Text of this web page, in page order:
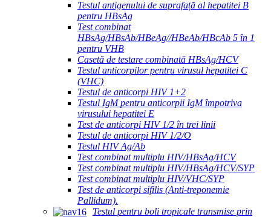
Testul antigenului de suprafață al hepatitei B
pentru HBsAg
Test combinat
HBsAg/HBsAb/HBeAg//HBeAb/HBcAb 5 în 1
pentru VHB
Casetă de testare combinată HBsAg/HCV
Testul anticorpilor pentru virusul hepatitei C
(VHC)
Testul de anticorpi HIV 1+2
Testul IgM pentru anticorpii IgM împotriva
virusului hepatitei E
Test de anticorpi HIV 1/2 în trei linii
Testul de anticorpi HIV 1/2/O
Testul HIV Ag/Ab
Test combinat multiplu HIV/HBsAg/HCV
Test combinat multiplu HIV/HBsAg/HCV/SYP
Test combinat multiplu HIV/VHC/SYP
Test de anticorpi sifilis (Anti-treponemie
Pallidum).
Testul pentru boli tropicale transmise prin